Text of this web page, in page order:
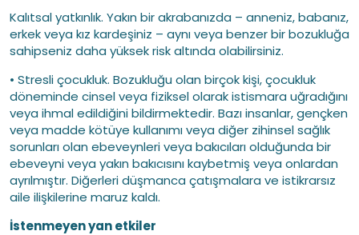
Kalıtsal yatkınlık. Yakın bir akrabanızda – anneniz, babanız,
erkek veya kız kardeşiniz – aynı veya benzer bir bozukluğa
sahipseniz daha yüksek risk altında olabilirsiniz.
• Stresli çocukluk. Bozukluğu olan birçok kişi, çocukluk
döneminde cinsel veya fiziksel olarak istismara uğradığını
veya ihmal edildiğini bildirmektedir. Bazı insanlar, gençken
veya madde kötüye kullanımı veya diğer zihinsel sağlık
sorunları olan ebeveynleri veya bakıcıları olduğunda bir
ebeveyni veya yakın bakıcısını kaybetmiş veya onlardan
ayrılmıştır. Diğerleri düşmanca çatışmalara ve istikrarsız
aile ilişkilerine maruz kaldı.
İstenmeyen yan etkiler